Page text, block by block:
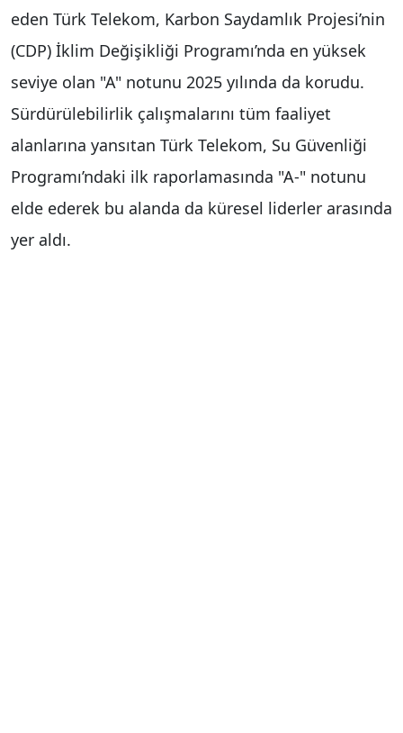
eden Türk Telekom, Karbon Saydamlık Projesi’nin
(CDP) İklim Değişikliği Programı’nda en yüksek
seviye olan "A" notunu 2025 yılında da korudu.
Sürdürülebilirlik çalışmalarını tüm faaliyet
alanlarına yansıtan Türk Telekom, Su Güvenliği
Programı’ndaki ilk raporlamasında "A-" notunu
elde ederek bu alanda da küresel liderler arasında
yer aldı.